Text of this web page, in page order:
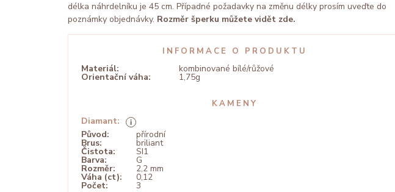
délka náhrdelníku je 45 cm. Případné požadavky na změnu délky prosím uveďte do
poznámky objednávky. Rozměr šperku můžete vidět zde.
INFORMACE O PRODUKTU
Materiál: kombinované bílé/růžové
Orientační váha: 1,75g
KAMENY
Diamant:
Původ:
přírodní
Brus: briliant
Čistota: SI1
Barva: G
Rozměr: 2,2 mm
Váha (ct): 0,12
Počet: 3